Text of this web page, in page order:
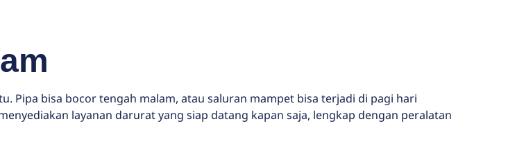
Pipa bisa bocor tengah malam, atau saluran mampet bisa terjadi di pagi hari
layanan darurat yang siap datang kapan saja, lengkap dengan peralatan